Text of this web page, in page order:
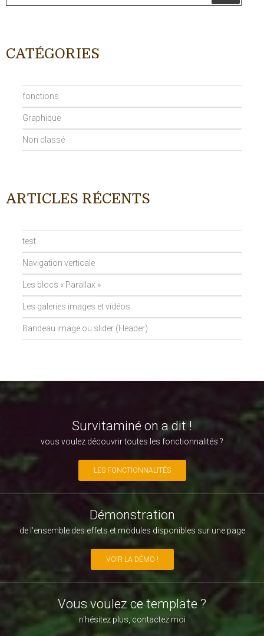
:
CATÉGORIES
fonctions
Graphique
Non classé
ARTICLES RÉCENTS
test
Navigation verticale
Les blocs « Parallax »
Les galeries images et vidéos
Bandeau image ou slider (Header)
Survitaminé on a dit !
vous voulez découvrir toutes les fonctionnalités ?
LES FONCTIONNALITÉS
Démonstration
de l'ensemble des effets et modules disponibles sur une page
VOIR LA DÉMO !
Vous voulez ce template ?
n'hésitez plus, contactez moi